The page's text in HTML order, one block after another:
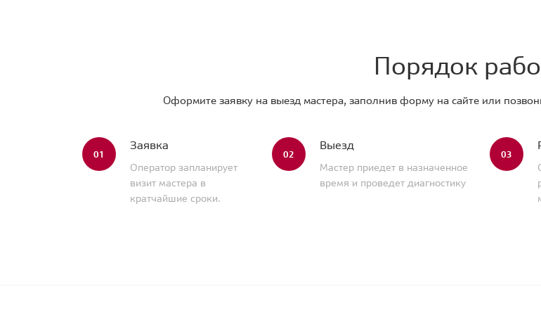
Порядок
Оформите заявку на выезд мастера, заполнив форму на сайте или
01
Заявка
Оператор запланирует
визит мастера в
кратчайшие сроки.
02
Выезд
Мастер приедет в назначенное
время и проведет диагностику
03